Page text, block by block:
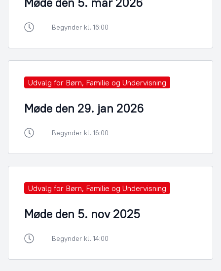
Begynder kl. 16:00
Udvalg for Børn, Familie og Undervisning
Møde den 29. jan 2026
Begynder kl. 16:00
Udvalg for Børn, Familie og Undervisning
Møde den 5. nov 2025
Begynder kl. 14:00